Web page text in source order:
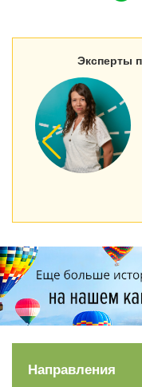
Эксперты
Направления